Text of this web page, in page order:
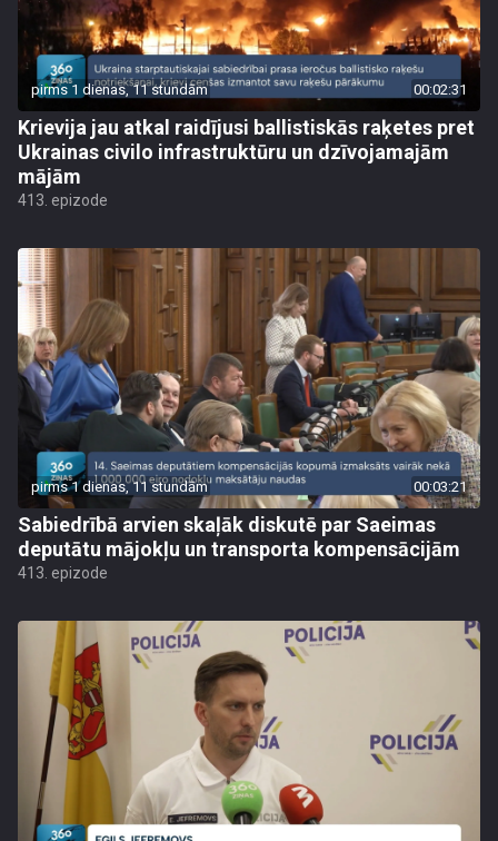
pirms 1 dienas, 11 stundām 00:02:31
Krievija jau atkal raidījusi ballistiskās raķetes pret
Ukrainas civilo infrastruktūru un dzīvojamajām
mājām
413. epizode
pirms 1 dienas, 11 stundām 00:03:21
Sabiedrībā arvien skaļāk diskutē par Saeimas
deputātu mājokļu un transporta kompensācijām
413. epizode